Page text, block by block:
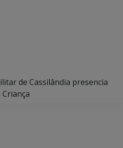
de Cassilândia presencia